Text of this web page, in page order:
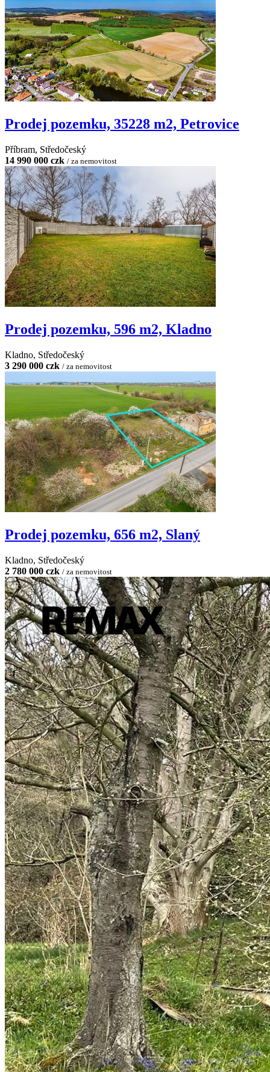
Prodej pozemku, 35228 m2, Petrovice
Příbram, Středočeský
14 990 000 czk / za nemovitost
Prodej pozemku, 596 m2, Kladno
Kladno, Středočeský
3 290 000 czk / za nemovitost
Prodej pozemku, 656 m2, Slaný
Kladno, Středočeský
2 780 000 czk / za nemovitost